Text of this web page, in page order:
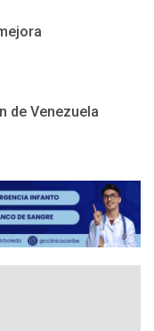
de Venezuela
dicen que
HORA
estadales se
Agosto de
2026